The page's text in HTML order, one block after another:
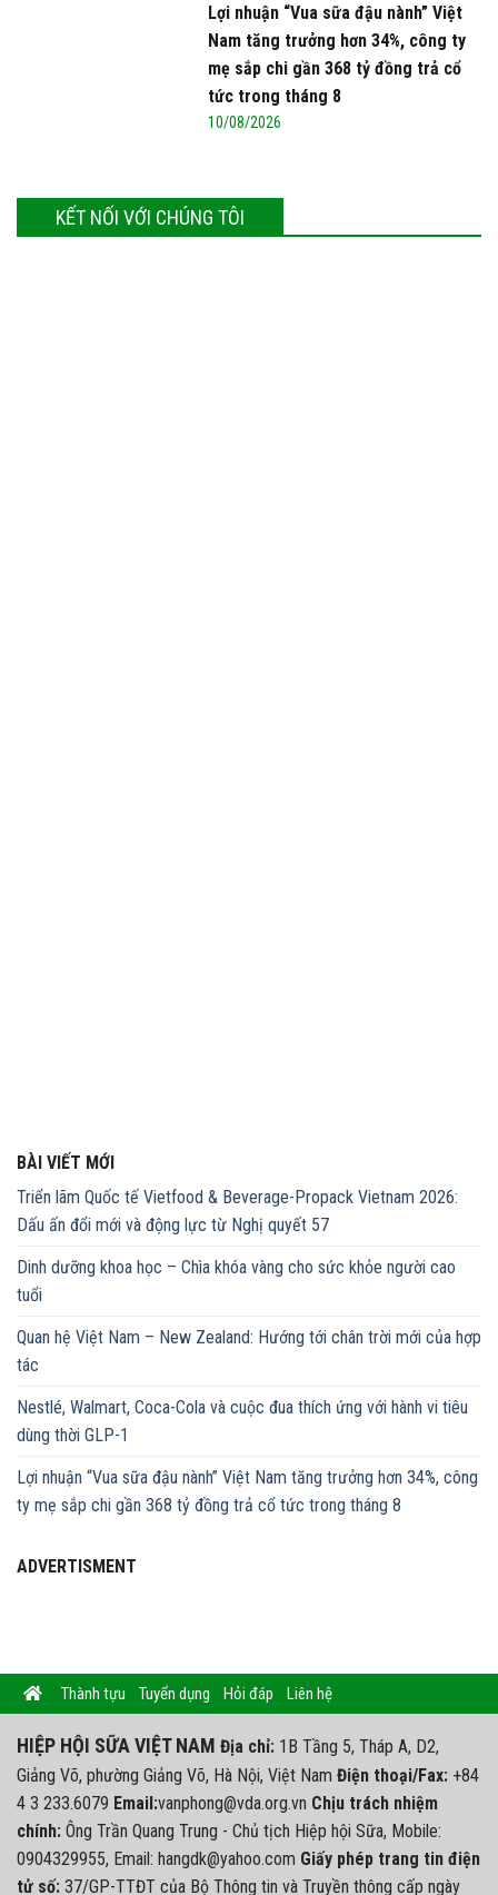
Lợi nhuận “Vua sữa đậu nành” Việt
Nam tăng trưởng hơn 34%, công ty
mẹ sắp chi gần 368 tỷ đồng trả cổ
tức trong tháng 8
10/08/2026
KẾT NỐI VỚI CHÚNG TÔI
BÀI VIẾT MỚI
Triển lãm Quốc tế Vietfood & Beverage-Propack Vietnam 2026:
Dấu ấn đổi mới và động lực từ Nghị quyết 57
Dinh dưỡng khoa học – Chìa khóa vàng cho sức khỏe người cao
tuổi
Quan hệ Việt Nam – New Zealand: Hướng tới chân trời mới của hợp
tác
Nestlé, Walmart, Coca-Cola và cuộc đua thích ứng với hành vi tiêu
dùng thời GLP-1
Lợi nhuận “Vua sữa đậu nành” Việt Nam tăng trưởng hơn 34%, công
ty mẹ sắp chi gần 368 tỷ đồng trả cổ tức trong tháng 8
ADVERTISMENT
Thành tựu Tuyển dụng Hỏi đáp Liên hệ
HIỆP HỘI SỮA VIỆT NAM Địa chỉ: 1B Tầng 5, Tháp A, D2,
Giảng Võ, phường Giảng Võ, Hà Nội, Việt Nam Điện thoại/Fax: +84
4 3 233.6079 Email:vanphong@vda.org.vn Chịu trách nhiệm
chính: Ông Trần Quang Trung - Chủ tịch Hiệp hội Sữa, Mobile:
0904329955, Email: hangdk@yahoo.com Giấy phép trang tin điện
tử số: 37/GP-TTĐT của Bộ Thông tin và Truyền thông cấp ngày